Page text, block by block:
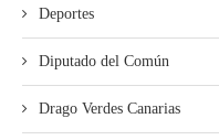
Deportes
Diputado del Común
Drago Verdes Canarias